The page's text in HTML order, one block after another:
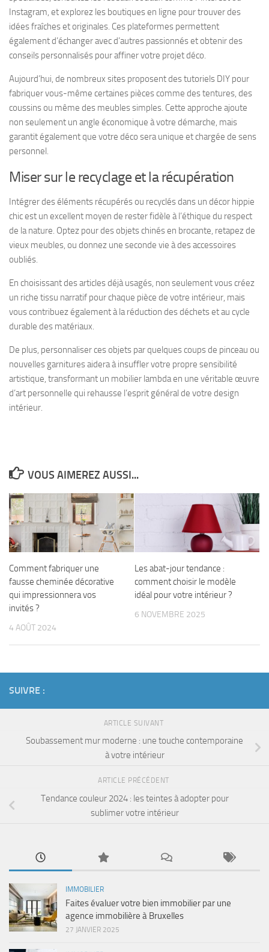
Instagram, et explorez les boutiques en ligne pour trouver des
idées fraîches et originales. Ces plateformes permettent
également d’échanger avec d’autres passionnés et obtenir des
conseils personnalisés pour affiner votre projet déco.
Aujourd’hui, de nombreux sites proposent des tutoriels DIY pour
fabriquer vous-même certaines pièces comme des tentures, des
coussins ou même des meubles simples. Cette approche ajoute
non seulement un angle économique à votre démarche, mais
garantit également que votre déco sera unique et chargée de sens
personnel.
Miser sur le recyclage et la récupération
Intégrer des éléments récupérés ou recyclés dans un décor hippie
chic est un excellent moyen de rester fidèle à l’éthique du respect
de la nature. Optez pour des objets chinés en brocante, retapez de
vieux meubles, ou donnez une seconde vie à des accessoires
oubliés.
En choisissant des articles déjà usagés, non seulement vous créez
un riche tissu narratif pour chaque pièce de votre intérieur, mais
vous contribuez également à la réduction des déchets et au cycle
durable des matériaux.
De plus, personnaliser ces objets par quelques coups de pinceau ou
nouvelles garnitures aidera à insuffler votre propre sensibilité
artistique, transformant un mobilier lambda en une véritable œuvre
d’art personnelle qui rehausse l’esprit général de votre design
intérieur.
VOUS AIMEREZ AUSSI...
Comment fabriquer une
fausse cheminée décorative
qui impressionnera vos
invités ?
4 AOÛT 2024
Les abat-jour tendance :
comment choisir le modèle
idéal pour votre intérieur ?
6 NOVEMBRE 2025
SUIVRE :
ARTICLE SUIVANT
Soubassement mur moderne : une touche contemporaine
à votre intérieur
ARTICLE PRÉCÉDENT
Tendance couleur 2024 : les teintes à adopter pour
sublimer votre intérieur
IMMOBILIER
Faites évaluer votre bien immobilier par une
agence immobilière à Bruxelles
27 JANVIER 2025